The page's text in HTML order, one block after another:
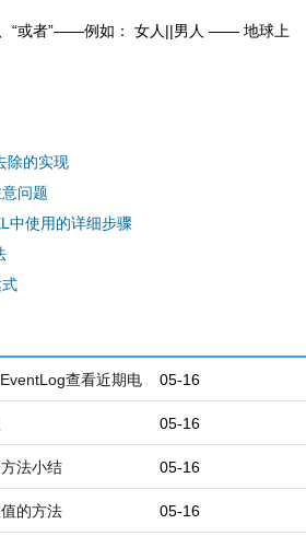
“或者”――例如： 女人||男人 ―― 地球上
除的实现
问题
中使用的详细步骤
05-16
查看近期电
05-16
05-16
法小结
05-16
的方法